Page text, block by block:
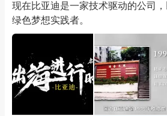
现在比亚迪是一家技术驱动的公司
绿色梦想实践者。